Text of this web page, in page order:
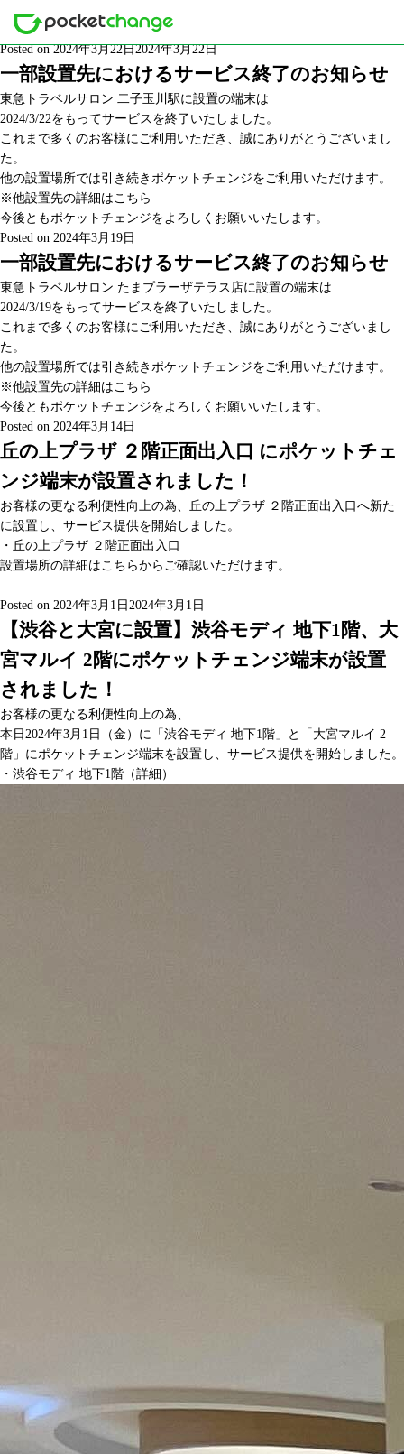
Month: March 2024
Posted on 2024年3月22日2024年3月22日
一部設置先におけるサービス終了のお知らせ
東急トラベルサロン 二子玉川駅に設置の端末は
2024/3/22をもってサービスを終了いたしました。
これまで多くのお客様にご利用いただき、誠にありがとうございまし
た。
他の設置場所では引き続きポケットチェンジをご利用いただけます。
※他設置先の詳細はこちら
今後ともポケットチェンジをよろしくお願いいたします。
Posted on 2024年3月19日
一部設置先におけるサービス終了のお知らせ
東急トラベルサロン たまプラーザテラス店に設置の端末は
2024/3/19をもってサービスを終了いたしました。
これまで多くのお客様にご利用いただき、誠にありがとうございまし
た。
他の設置場所では引き続きポケットチェンジをご利用いただけます。
※他設置先の詳細はこちら
今後ともポケットチェンジをよろしくお願いいたします。
Posted on 2024年3月14日
丘の上プラザ ２階正面出入口 にポケットチェ
ンジ端末が設置されました！
お客様の更なる利便性向上の為、丘の上プラザ ２階正面出入口へ新た
に設置し、サービス提供を開始しました。
・丘の上プラザ ２階正面出入口
設置場所の詳細はこちらからご確認いただけます。
Posted on 2024年3月1日 2024年3月1日
【渋谷と大宮に設置】渋谷モディ 地下1階、大
宮マルイ 2階にポケットチェンジ端末が設置
されました！
お客様の更なる利便性向上の為、
本日2024年3月1日（金）に「渋谷モディ 地下1階」と「大宮マルイ 2
階」にポケットチェンジ端末を設置し、サービス提供を開始しました。
・渋谷モディ 地下1階（詳細 ）